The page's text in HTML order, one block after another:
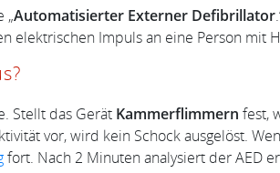
„Automatisierter Externer Defibrillator
elektrischen Impuls an eine Person mit
Stellt das Gerät Kammerflimmern fest,
vor, wird kein Schock ausgelöst.
fort. Nach 2 Minuten analysiert der AED